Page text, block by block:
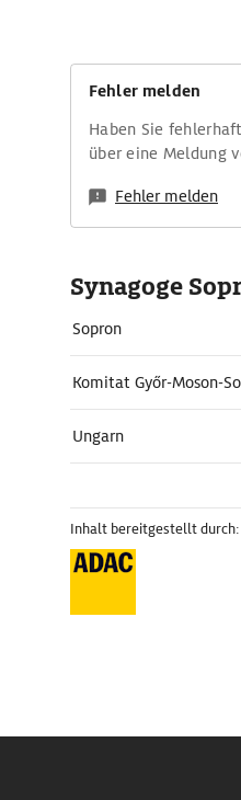
Fehler melden
Haben Sie
über eine Meldung
Fehler melden
Synagoge
Sopron
Komitat Győr-Moson-
Ungarn
Inhalt bereitgestellt durch: